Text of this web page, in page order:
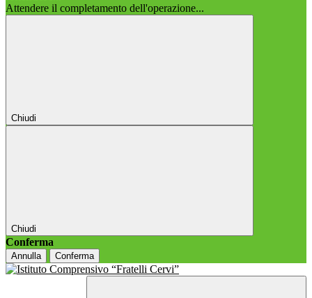
Attendere il completamento dell'operazione...
Chiudi
Chiudi
Conferma
Annulla Conferma